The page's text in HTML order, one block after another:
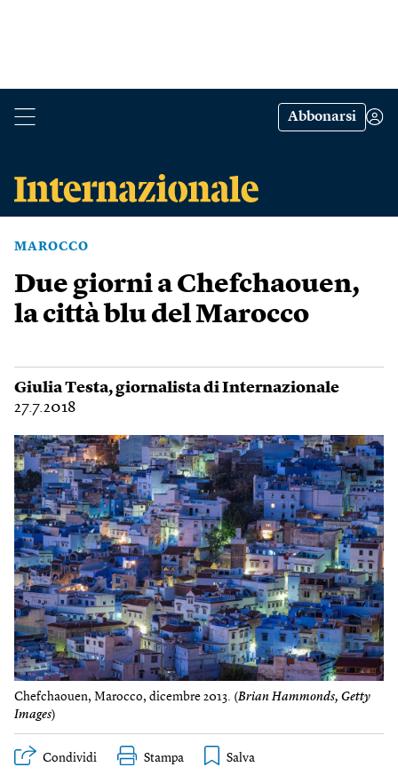
Abbonarsi
MAROCCO
Due giorni a Chefchaouen,
la città blu del Marocco
Giulia Testa, giornalista di Internazionale
27.7.2018
Chefchaouen, Marocco, dicembre 2013. (Brian Hammonds, Getty
Images)
Condividi Stampa